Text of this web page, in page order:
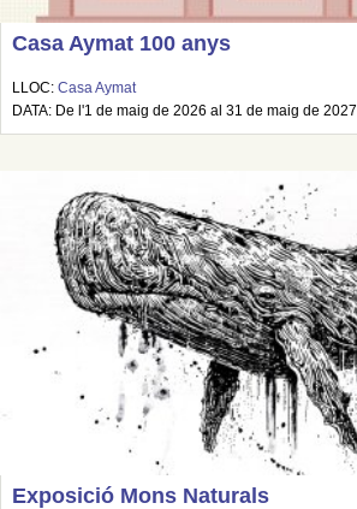
Casa Aymat 100 anys
LLOC: Casa Aymat
DATA: De l'1 de maig de 2026 al 31 de maig de 2027
Exposició Mons Naturals